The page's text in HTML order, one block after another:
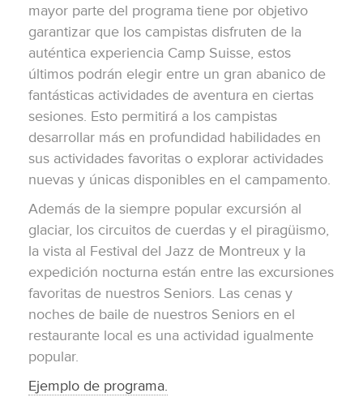
mayor parte del programa tiene por objetivo
garantizar que los campistas disfruten de la
auténtica experiencia Camp Suisse, estos
últimos podrán elegir entre un gran abanico de
fantásticas actividades de aventura en ciertas
sesiones. Esto permitirá a los campistas
desarrollar más en profundidad habilidades en
sus actividades favoritas o explorar actividades
nuevas y únicas disponibles en el campamento.
Además de la siempre popular excursión al
glaciar, los circuitos de cuerdas y el piragüismo,
la vista al Festival del Jazz de Montreux y la
expedición nocturna están entre las excursiones
favoritas de nuestros Seniors. Las cenas y
noches de baile de nuestros Seniors en el
restaurante local es una actividad igualmente
popular.
Ejemplo de programa.